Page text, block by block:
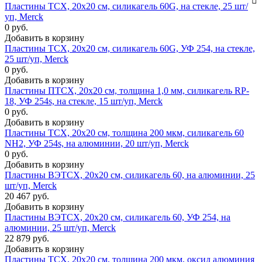
Пластины ТСХ, 20х20 см, силикагель 60G, на стекле, 25 шт/
уп, Merck
0 руб.
Добавить в корзину
Пластины ТСХ, 20х20 см, силикагель 60G, УФ 254, на стекле,
25 шт/уп, Merck
0 руб.
Добавить в корзину
Пластины ПТСХ, 20х20 см, толщина 1,0 мм, силикагель RP-
18, УФ 254s, на стекле, 15 шт/уп, Merck
0 руб.
Добавить в корзину
Пластины ТСХ, 20х20 см, толщина 200 мкм, силикагель 60
NH2, УФ 254s, на алюминии, 20 шт/уп, Merck
0 руб.
Добавить в корзину
Пластины ВЭТСХ, 20х20 см, силикагель 60, на алюминии, 25
шт/уп, Merck
20 467 руб.
Добавить в корзину
Пластины ВЭТСХ, 20х20 см, силикагель 60, УФ 254, на
алюминии, 25 шт/уп, Merck
22 879 руб.
Добавить в корзину
Пластины ТСХ, 20х20 см, толщина 200 мкм, оксид алюминия